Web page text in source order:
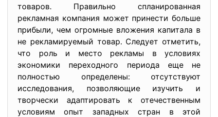
товаров. Правильно спланированная
рекламная компания может принести больше
прибыли, чем огромные вложения капитала в
не рекламируемый товар. Следует отметить,
что роль и место рекламы в условиях
экономики переходного периода еще не
полностью определены: отсутствуют
исследования, позволяющие изучить и
творчески адаптировать к отечественным
условиям опыт западных стран в этой